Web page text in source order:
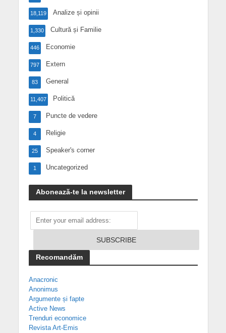
Analize și opinii
18,119
Cultură și Familie
1,330
Economie
446
Extern
797
General
83
Politică
11,407
Puncte de vedere
7
Religie
4
Speaker's corner
25
Uncategorized
1
Abonează-te la newsletter
Recomandăm
Anacronic
Anonimus
Argumente și fapte
Active News
Trenduri economice
Revista Art-Emis